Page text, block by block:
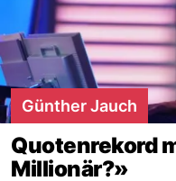
Günther Jauch
Quotenrekord
Millionär?»